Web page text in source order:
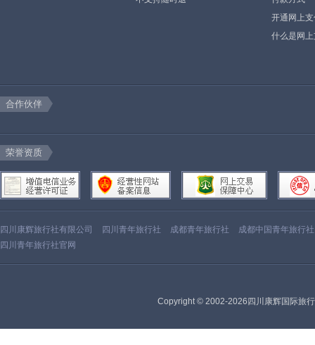
开通网上
什么是网
合作伙伴
荣誉资质
四川康辉旅行社有限公司 四川青年旅行社 成都青年旅行社
成都中国青年旅行社
四川青年旅行社官网
Copyright © 2002-2026四川康辉国际旅